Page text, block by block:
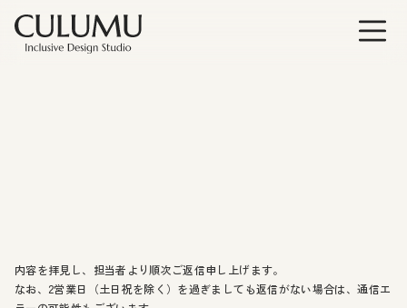
内容を拝見し、担当者より順次ご返信申し上げます。
なお、2営業日（土日祝を除く）を過ぎましても返信がない場合は、通信エ